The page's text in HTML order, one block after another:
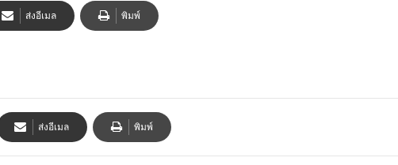
ส่งอีเมล พิมพ์
ส่งอีเมล พิมพ์